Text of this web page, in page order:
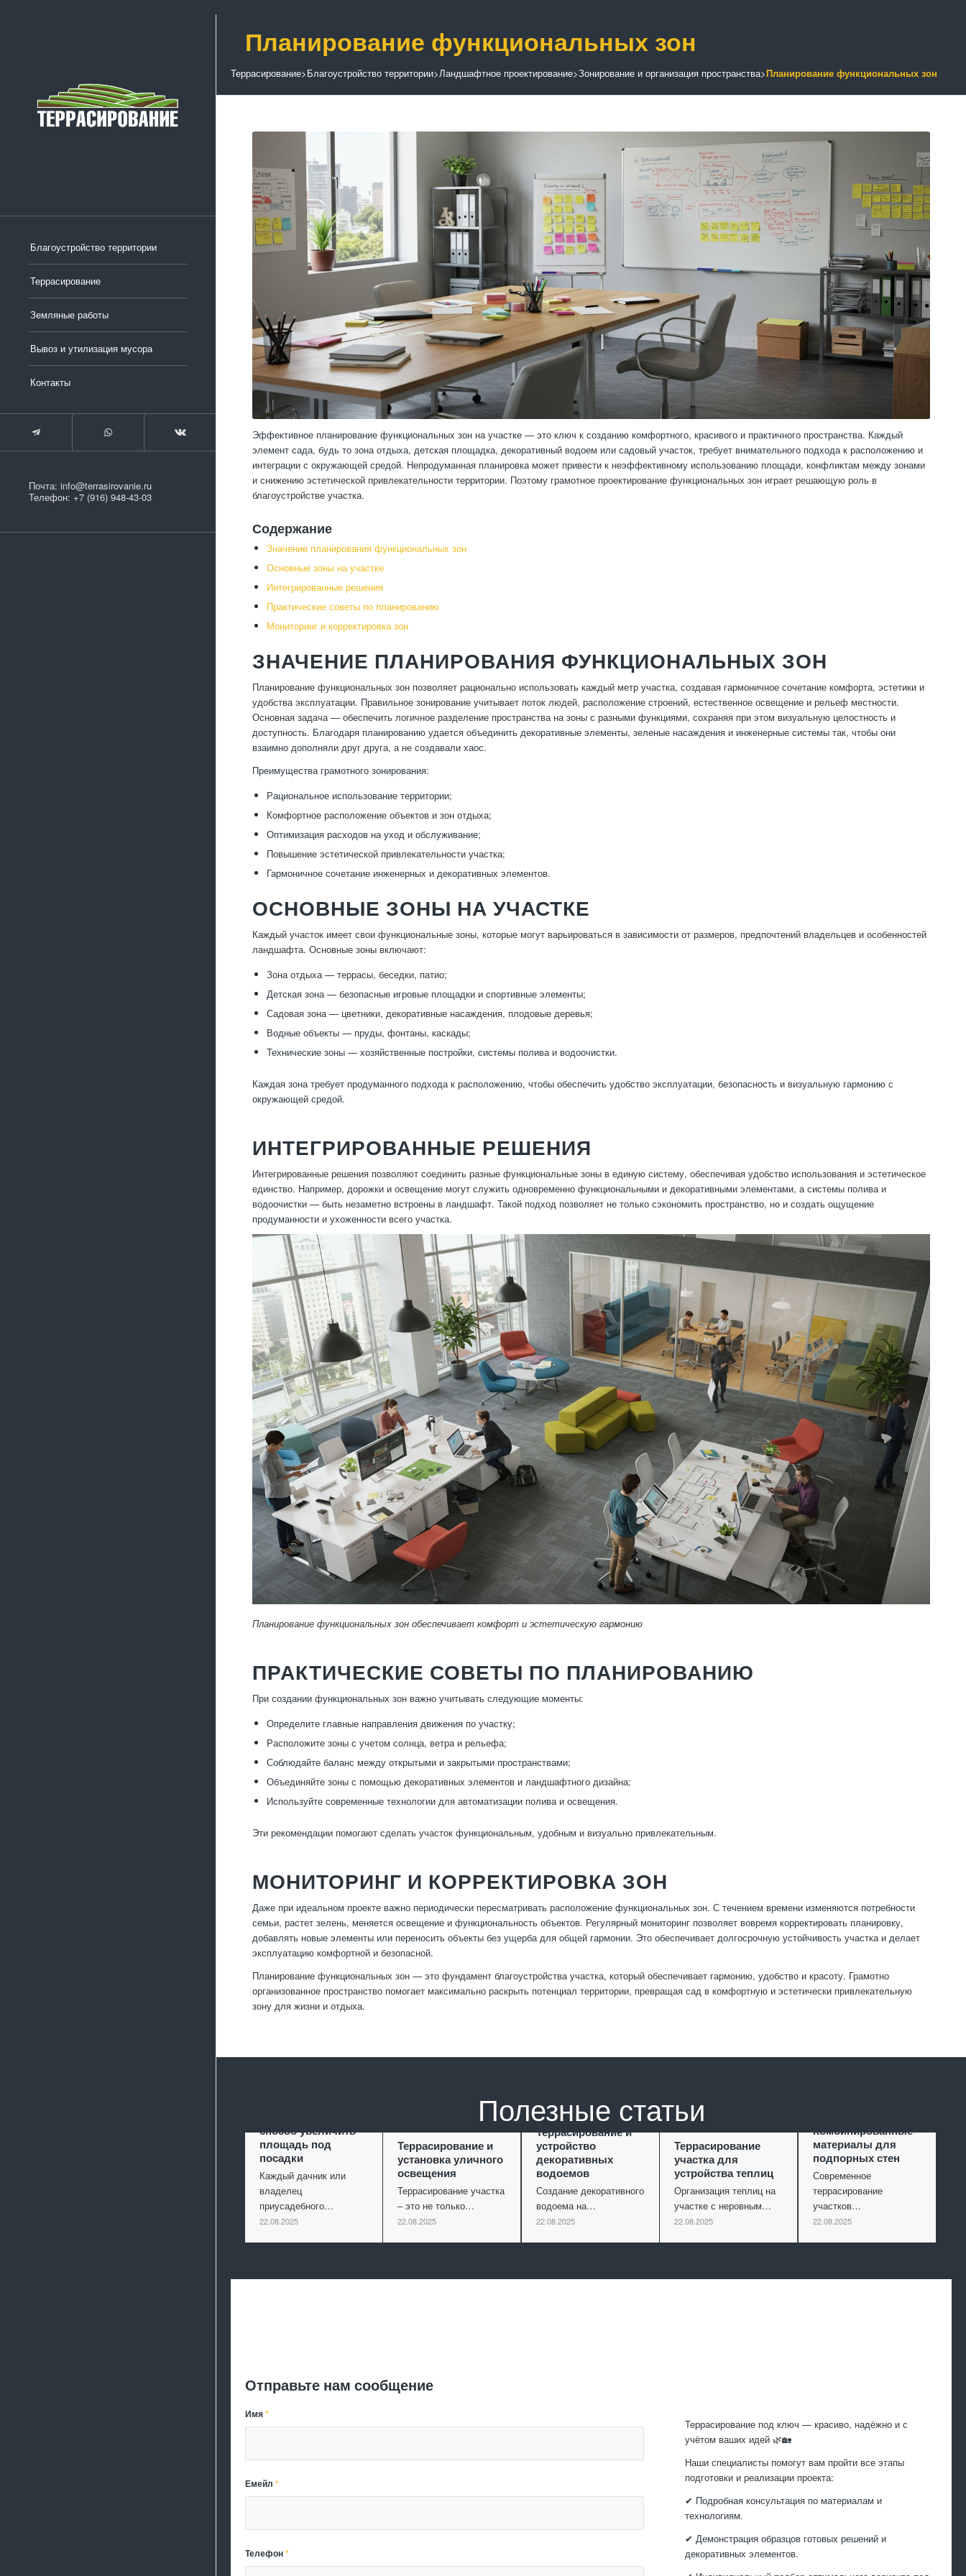
Благоустройство территории
Террасирование
Земляные работы
Вывоз и утилизация мусора
Контакты
Почта: info@terrasirovanie.ru
Телефон: +7 (916) 948-43-03
Планирование функциональных зон
Террасирование>Благоустройство территории>Ландшафтное проектирование>Зонирование и организация пространства>Планирование функциональных зон
Эффективное планирование функциональных зон на участке — это ключ к созданию комфортного, красивого и практичного пространства. Каждый
элемент сада, будь то зона отдыха, детская площадка, декоративный водоем или садовый участок, требует внимательного подхода к расположению и
интеграции с окружающей средой. Непродуманная планировка может привести к неэффективному использованию площади, конфликтам между зонами
и снижению эстетической привлекательности территории. Поэтому грамотное проектирование функциональных зон играет решающую роль в
благоустройстве участка.
Содержание
Значение планирования функциональных зон
Основные зоны на участке
Интегрированные решения
Практические советы по планированию
Мониторинг и корректировка зон
ЗНАЧЕНИЕ ПЛАНИРОВАНИЯ ФУНКЦИОНАЛЬНЫХ ЗОН
Планирование функциональных зон позволяет рационально использовать каждый метр участка, создавая гармоничное сочетание комфорта, эстетики и
удобства эксплуатации. Правильное зонирование учитывает поток людей, расположение строений, естественное освещение и рельеф местности.
Основная задача — обеспечить логичное разделение пространства на зоны с разными функциями, сохраняя при этом визуальную целостность и
доступность. Благодаря планированию удается объединить декоративные элементы, зеленые насаждения и инженерные системы так, чтобы они
взаимно дополняли друг друга, а не создавали хаос.
Преимущества грамотного зонирования:
Рациональное использование территории;
Комфортное расположение объектов и зон отдыха;
Оптимизация расходов на уход и обслуживание;
Повышение эстетической привлекательности участка;
Гармоничное сочетание инженерных и декоративных элементов.
ОСНОВНЫЕ ЗОНЫ НА УЧАСТКЕ
Каждый участок имеет свои функциональные зоны, которые могут варьироваться в зависимости от размеров, предпочтений владельцев и особенностей
ландшафта. Основные зоны включают:
Зона отдыха — террасы, беседки, патио;
Детская зона — безопасные игровые площадки и спортивные элементы;
Садовая зона — цветники, декоративные насаждения, плодовые деревья;
Водные объекты — пруды, фонтаны, каскады;
Технические зоны — хозяйственные постройки, системы полива и водоочистки.
Каждая зона требует продуманного подхода к расположению, чтобы обеспечить удобство эксплуатации, безопасность и визуальную гармонию с
окружающей средой.
ИНТЕГРИРОВАННЫЕ РЕШЕНИЯ
Интегрированные решения позволяют соединить разные функциональные зоны в единую систему, обеспечивая удобство использования и эстетическое
единство. Например, дорожки и освещение могут служить одновременно функциональными и декоративными элементами, а системы полива и
водоочистки — быть незаметно встроены в ландшафт. Такой подход позволяет не только сэкономить пространство, но и создать ощущение
продуманности и ухоженности всего участка.
Планирование функциональных зон обеспечивает комфорт и эстетическую гармонию
ПРАКТИЧЕСКИЕ СОВЕТЫ ПО ПЛАНИРОВАНИЮ
При создании функциональных зон важно учитывать следующие моменты:
Определите главные направления движения по участку;
Расположите зоны с учетом солнца, ветра и рельефа;
Соблюдайте баланс между открытыми и закрытыми пространствами;
Объединяйте зоны с помощью декоративных элементов и ландшафтного дизайна;
Используйте современные технологии для автоматизации полива и освещения.
Эти рекомендации помогают сделать участок функциональным, удобным и визуально привлекательным.
МОНИТОРИНГ И КОРРЕКТИРОВКА ЗОН
Даже при идеальном проекте важно периодически пересматривать расположение функциональных зон. С течением времени изменяются потребности
семьи, растет зелень, меняется освещение и функциональность объектов. Регулярный мониторинг позволяет вовремя корректировать планировку,
добавлять новые элементы или переносить объекты без ущерба для общей гармонии. Это обеспечивает долгосрочную устойчивость участка и делает
эксплуатацию комфортной и безопасной.
Планирование функциональных зон — это фундамент благоустройства участка, который обеспечивает гармонию, удобство и красоту. Грамотно
организованное пространство помогает максимально раскрыть потенциал территории, превращая сад в комфортную и эстетически привлекательную
зону для жизни и отдыха.
Полезные статьи
способ увеличить
площадь под
посадки
Каждый дачник или
владелец
приусадебного…
22.08.2025
Террасирование и
установка уличного
освещения
Террасирование участка
– это не только…
22.08.2025
Террасирование и
устройство
декоративных
водоемов
Создание декоративного
водоема на…
22.08.2025
Террасирование
участка для
устройства теплиц
Организация теплиц на
участке с неровным…
22.08.2025
Комбинированные
материалы для
подпорных стен
Современное
террасирование
участков…
22.08.2025
Отправьте нам сообщение
Имя*
Емейл *
Телефон*
Террасирование под ключ — красиво, надёжно и с
учётом ваших идей 🌿🏡
Наши специалисты помогут вам пройти все этапы
подготовки и реализации проекта:
✔ Подробная консультация по материалам и
технологиям.
✔ Демонстрация образцов готовых решений и
декоративных элементов.